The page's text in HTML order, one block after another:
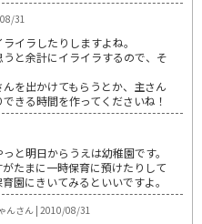
31
イラしたりしますよね。
と余計にイライラするので、そ
を出かけてもらうとか、主さん
きる時間を作ってくださいね！
と明日からうえは幼稚園です。
たまに一時保育に預けたりして
園にきいてみるといいですよ。
んさん | 2010/08/31